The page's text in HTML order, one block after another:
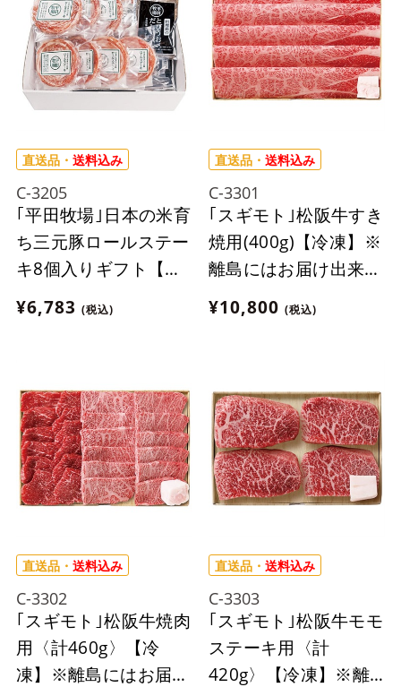
直送品・ 送料込み
C-3205
｢平田牧場｣日本の米育
ち三元豚ロールステー
キ8個入りギフト【冷
凍】※離島にはお届け
出来ません。
¥6,783 (税込)
直送品・ 送料込み
C-3301
｢スギモト｣松阪牛すき
焼用(400g)【冷凍】※
離島にはお届け出来ま
せん。
¥10,800 (税込)
直送品・ 送料込み
C-3302
｢スギモト｣松阪牛焼肉
用〈計460g〉【冷
凍】※離島にはお届け
直送品・ 送料込み
C-3303
｢スギモト｣松阪牛モモ
ステーキ用〈計
420g〉【冷凍】※離